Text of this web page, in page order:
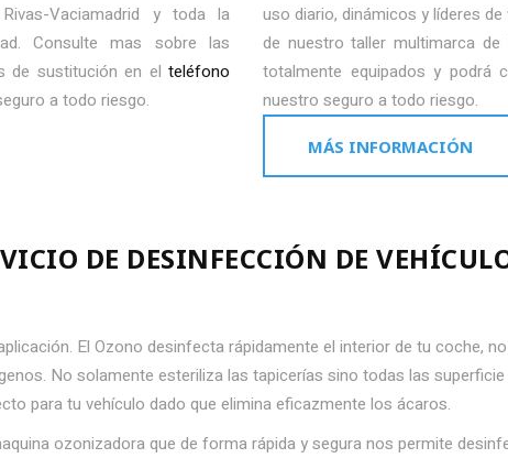
Vaciamadrid y toda la
Consulte mas sobre las
de sustitución en el teléfono
a todo riesgo.
uso diario, dinámicos y líderes
de nuestro taller multimarca
totalmente equipados y podrá
nuestro seguro a todo riesgo.
MÁS INFORMACIÓN
DE DESINFECCIÓN DE
El Ozono desinfecta rápidamente el interior de tu coche,
No solamente esteriliza las tapicerías sino todas las
para tu vehículo dado que elimina eficazmente los ácaros.
ozonizadora que de forma rápida y segura nos permite